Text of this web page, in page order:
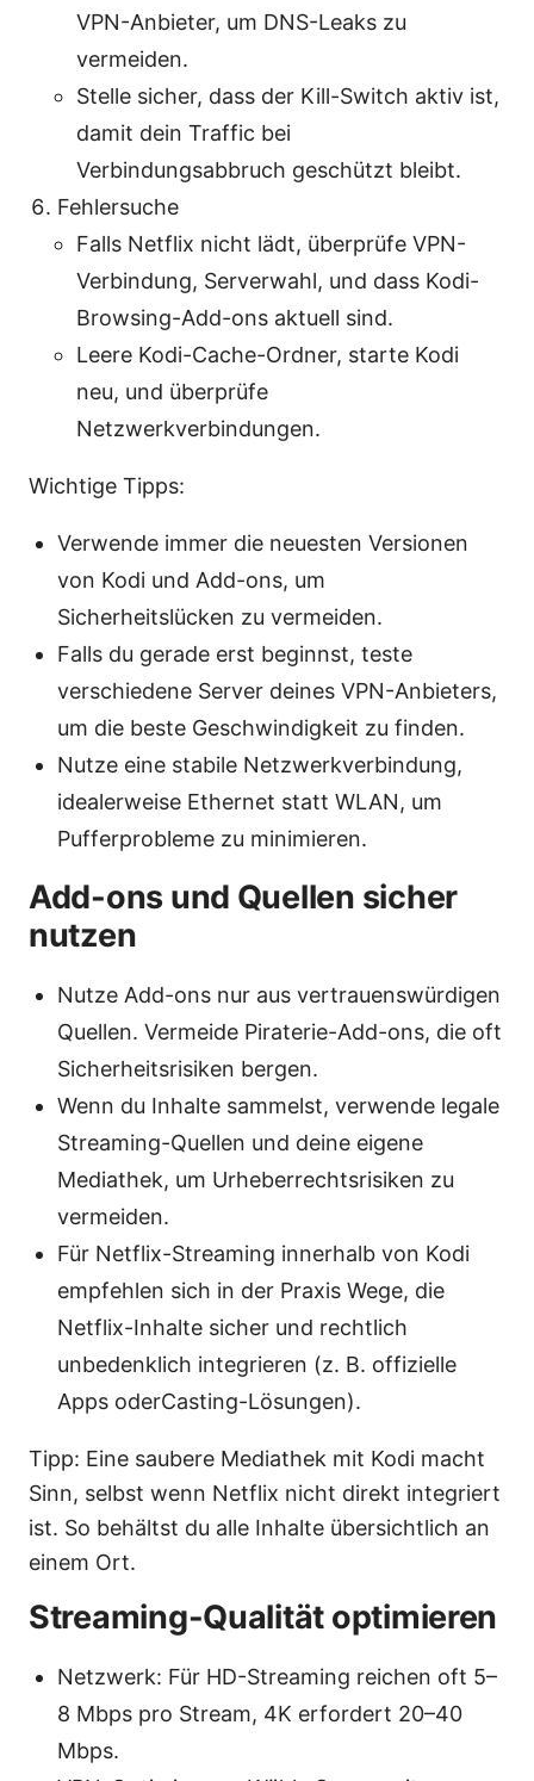
VPN-Anbieter, um DNS-Leaks zu
vermeiden.
Stelle sicher, dass der Kill-Switch aktiv ist,
damit dein Traffic bei
Verbindungsabbruch geschützt bleibt.
Fehlersuche
Falls Netflix nicht lädt, überprüfe VPN-
Verbindung, Serverwahl, und dass Kodi-
Browsing-Add-ons aktuell sind.
Leere Kodi-Cache-Ordner, starte Kodi
neu, und überprüfe
Netzwerkverbindungen.
Wichtige Tipps:
Verwende immer die neuesten Versionen
von Kodi und Add-ons, um
Sicherheitslücken zu vermeiden.
Falls du gerade erst beginnst, teste
verschiedene Server deines VPN-Anbieters,
um die beste Geschwindigkeit zu finden.
Nutze eine stabile Netzwerkverbindung,
idealerweise Ethernet statt WLAN, um
Pufferprobleme zu minimieren.
Add-ons und Quellen sicher
nutzen
Nutze Add-ons nur aus vertrauenswürdigen
Quellen. Vermeide Piraterie-Add-ons, die oft
Sicherheitsrisiken bergen.
Wenn du Inhalte sammelst, verwende legale
Streaming-Quellen und deine eigene
Mediathek, um Urheberrechtsrisiken zu
vermeiden.
Für Netflix-Streaming innerhalb von Kodi
empfehlen sich in der Praxis Wege, die
Netflix-Inhalte sicher und rechtlich
unbedenklich integrieren (z. B. offizielle
Apps oderCasting-Lösungen).
Tipp: Eine saubere Mediathek mit Kodi macht
Sinn, selbst wenn Netflix nicht direkt integriert
ist. So behältst du alle Inhalte übersichtlich an
einem Ort.
Streaming-Qualität optimieren
Netzwerk: Für HD-Streaming reichen oft 5–
8 Mbps pro Stream, 4K erfordert 20–40
Mbps.